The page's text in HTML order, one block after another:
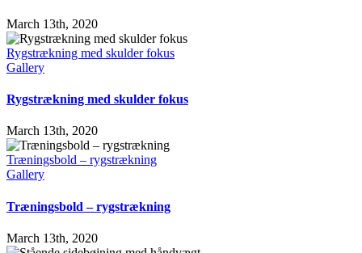
March 13th, 2020
Rygstrækning med skulder fokus
Gallery
Rygstrækning med skulder fokus
March 13th, 2020
Træningsbold – rygstrækning
Gallery
Træningsbold – rygstrækning
March 13th, 2020